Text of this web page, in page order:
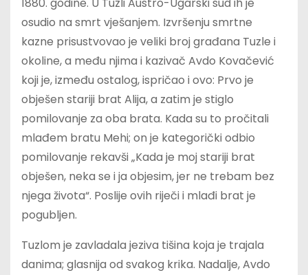
1880. godine. U Tuzli Austro-Ugarski sud ih je
osudio na smrt vješanjem. Izvršenju smrtne
kazne prisustvovao je veliki broj građana Tuzle i
okoline, a među njima i kazivač Avdo Kovačević
koji je, između ostalog, ispričao i ovo: Prvo je
obješen stariji brat Alija, a zatim je stiglo
pomilovanje za oba brata. Kada su to pročitali
mlađem bratu Mehi; on je kategorički odbio
pomilovanje rekavši „Kada je moj stariji brat
obješen, neka se i ja objesim, jer ne trebam bez
njega života“. Poslije ovih riječi i mlađi brat je
pogubljen.
Tuzlom je zavladala jeziva tišina koja je trajala
danima; glasnija od svakog krika. Nadalje, Avdo